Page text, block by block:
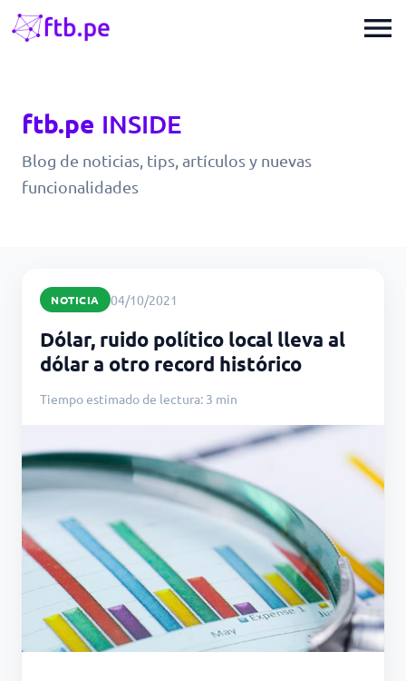
menu
ftb.pe INSIDE
Blog de noticias, tips, artículos y nuevas
funcionalidades
NOTICIA 04/10/2021
Dólar, ruido político local lleva al
dólar a otro record histórico
Tiempo estimado de lectura: 3 min